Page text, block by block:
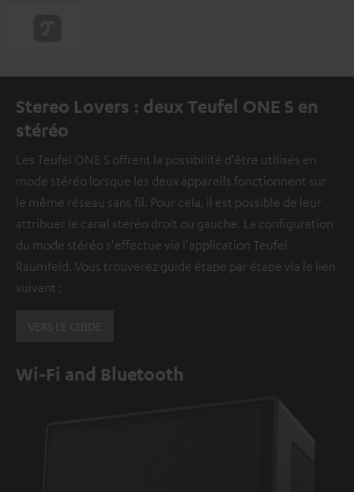
Stereo Lovers : deux Teufel ONE S en
stéréo
Les Teufel ONE S offrent la possibilité d'être utilisés en
mode stéréo lorsque les deux appareils fonctionnent sur
le même réseau sans fil. Pour cela, il est possible de leur
attribuer le canal stéréo droit ou gauche. La configuration
du mode stéréo s'effectue via l'application Teufel
Raumfeld. Vous trouverez guide étape par étape via le lien
suivant :
Wi-Fi and Bluetooth